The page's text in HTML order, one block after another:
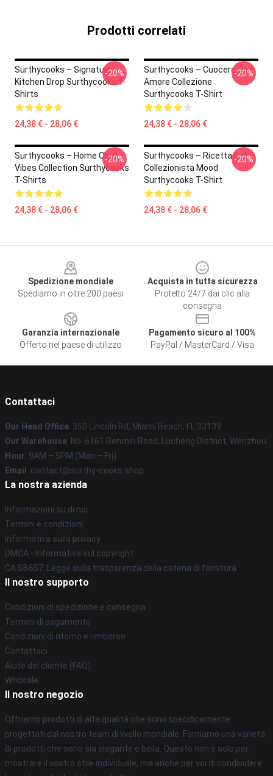
Prodotti correlati
Surthycooks – Signature
Kitchen Drop Surthycooks T-
Shirts
24,38 € - 28,06 €
-20%
Surthycooks – Cuocere Con
Amore Collezione
Surthycooks T-Shirt
24,38 € - 28,06 €
-20%
Surthycooks – Home Chef
Vibes Collection Surthycooks
T-Shirts
24,38 € - 28,06 €
-20%
Surthycooks – Ricetta Del
Collezionista Mood
Surthycooks T-Shirt
24,38 € - 28,06 €
-20%
Spedizione mondiale
Spediamo in oltre 200 paesi
Acquista in tutta sicurezza
Protetto 24/7 dai clic alla
consegna
Garanzia internazionale
Offerto nel paese di utilizzo
Pagamento sicuro al 100%
PayPal / MasterCard / Visa
Contattaci
Our Head Office: 350 Lincoln Rd, Miami Beach, FL 33139
Our Warehouse: No. 6161 Renmin Road, Lucheng District, Wenzhou
Hour: 9AM – 5PM (Mon – Fri)
Email : contact@surthy-cooks.shop
La nostra azienda
Informazioni su di noi
Termini e condizioni
Informativa sulla privacy
DMCA - Informativa sul copyright
CA SB657: Legge sulla trasparenza della catena di fornitura
Il nostro supporto
Condizioni di spedizione e consegna
Termini di pagamento
Condizioni di ritorno e rimborso
Contattaci
Aiuto del cliente (FAQ)
Whosale
Il nostro negozio
Offriamo prodotti di alta qualità che sono specificamente
progettati dal nostro team di livello mondiale. Forniamo una varietà
di prodotti che sono sia elegante e bella. Questo non è solo per
mostrare il vostro stile individuale, ma anche per voi di condividere